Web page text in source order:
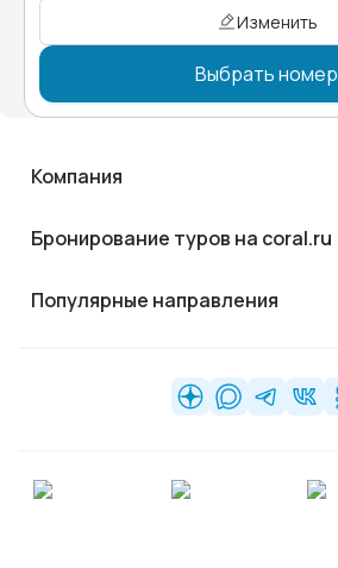
Изменить
Выбрать номер
Компания
Бронирование туров на coral.ru
Популярные направления